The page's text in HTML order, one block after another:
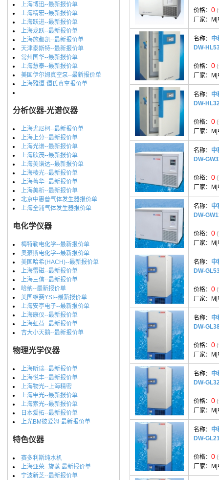
上海博迅--最新报价单
上海精宏--最新报价单
上海跃进--最新报价单
上海龙跃--最新报价单
上海施都凯--最新报价单
天津泰斯特--最新报价单
常州国华--最新报价单
上海慧泰--最新报价单
美国伊尔姆真空泵--最新报价单
上海雅谭-谭氏真空报价单
分析仪器-光谱仪器
上海尤尼柯--最新报价单
上海上分--最新报价单
上海光谱--最新报价单
上海欣茂--最新报价单
上海美谱达--最新报价单
上海棱光--最新报价单
上海菁华--最新报价单
上海美析--最新报价单
北京中惠普气体发生器报价单
上海全浦气体发生器报价单
电化学仪器
梅特勒电化学--最新报价单
奥豪斯电化学--最新报价单
美国哈希(HACH)--最新报价单
上海雷磁--最新报价单
上海三信--最新报价单
哈纳--最新报价单
美国维赛YSI--最新报价单
上海安亭电子--最新报价单
上海康仪--最新报价单
上海虹益--最新报价单
吉大小天鹅--最新报价单
物理光学仪器
上海昕瑞--最新报价单
上海悦丰--最新报价单
上海物光--上海精密
上海申光--最新报价单
上海索光--最新报价单
日本爱拓--最新报价单
上光BM彼爱姆-最新报价单
特色仪器
赛多利斯纯水机
上海亚荣--旋蒸 最新报价单
宁波新芝--最新报价单
价格： 0
厂家： M|
名称： 中
DW-
价格： 0
厂家： M|
名称： 中
DW-
价格： 0
厂家： M|
名称： 中
DW-
价格： 0
厂家： M|
名称： 中
DW-
价格： 0
厂家： M|
名称： 中
DW-
价格： 0
厂家： M|
名称： 中
DW-
价格： 0
厂家： M|
名称： 中
DW-
价格： 0
厂家： M|
名称： 中
DW-
价格： 0
厂家： M|